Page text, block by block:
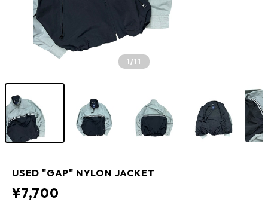
1/11
USED "GAP" NYLON JACKET
¥7,700